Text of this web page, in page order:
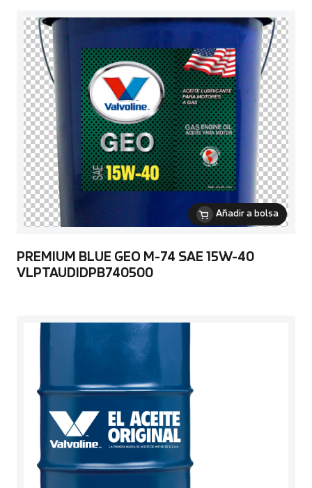
Añadir a bolsa
PREMIUM BLUE GEO M-74 SAE 15W-40
VLPTAUDIDPB740500